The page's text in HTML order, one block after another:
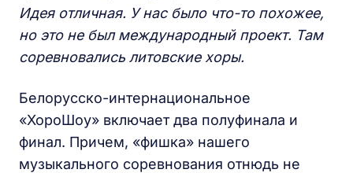
Идея отличная. У нас было что-то похожее,
но это не был международный проект. Там
соревновались литовские хоры.
Белорусско-интернациональное
«ХороШоу» включает два полуфинала и
финал. Причем, «фишка» нашего
музыкального соревнования отнюдь не